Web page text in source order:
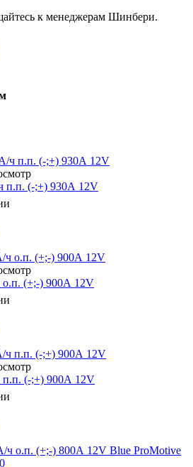
к менеджерам Шинбери.
п.п. (-;+) 930А 12V
о.п. (+;-) 900А 12V
п.п. (-;+) 900А 12V